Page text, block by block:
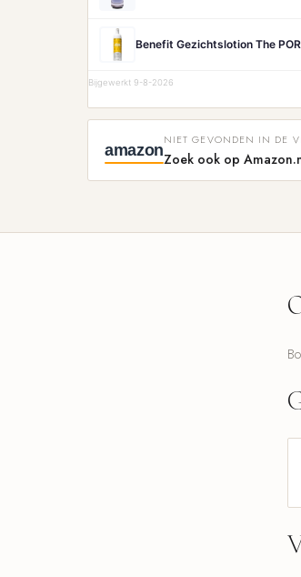
Benefit Gezichtslotion The
Bijgewerkt 9-8-2026
amazon
NIET GEVONDEN IN DE
Zoek ook op